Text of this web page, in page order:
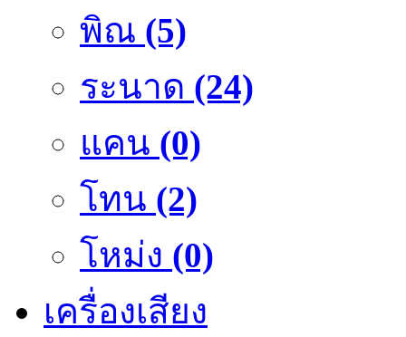
พิณ (5)
ระนาด (24)
แคน (0)
โทน (2)
โหม่ง (0)
เครื่องเสียง